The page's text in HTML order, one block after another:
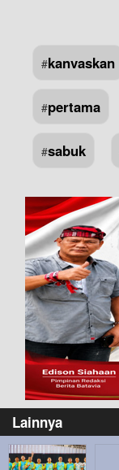
#kanvaskan
#pertama
#sabuk
Lainnya